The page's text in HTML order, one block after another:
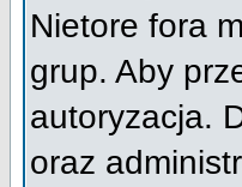
Nietore fora
grup. Aby
autoryzacja.
oraz